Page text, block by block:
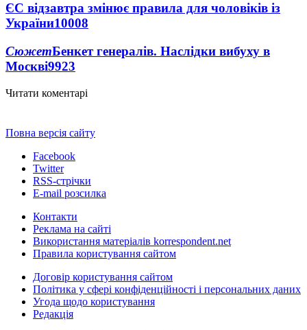
ЄС відзавтра змінює правила для чоловіків із
України10008
СюжетБенкет генералів. Наслідки вибуху в
Москві9923
Читати коментарі
Повна версія сайту
Facebook
Twitter
RSS-стрічки
E-mail розсилка
Контакти
Реклама на сайті
Використання матеріалів korrespondent.net
Правила користування сайтом
Договір користування сайтом
Політика у сфері конфіденційності і персональних даних
Угода щодо користування
Редакція